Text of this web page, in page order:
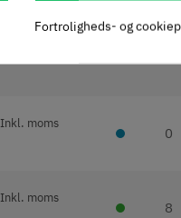
Inkl. moms
0
Inkl. moms
8
Fortroligheds- og